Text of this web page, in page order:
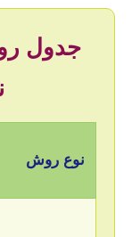
جدول
نوع روش